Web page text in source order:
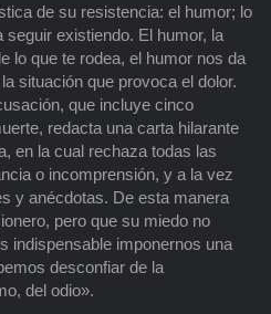
de su resistencia: el humor; lo
existiendo. El humor, la
lo que te rodea, el humor nos da
situación que provoca el dolor.
que incluye cinco
redacta una carta hilarante
en la cual rechaza todas las
o incomprensión, y a la vez
y anécdotas. De esta manera
pero que su miedo no
indispensable imponernos una
desconfiar de la
del odio».